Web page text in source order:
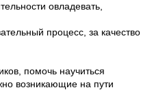
овладевать,
процесс, за качество
помочь научиться
возникающие на пути